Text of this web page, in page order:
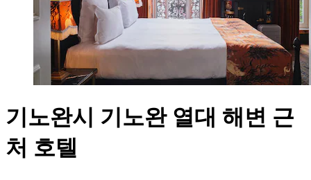
기노완시 기노완 열대 해변 근
처 호텔